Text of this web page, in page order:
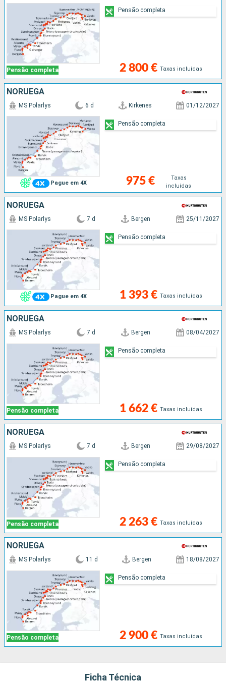
Pensão completa 2 800 € Taxas incluídas
Pensão completa
NORUEGA
Pague em 4X
MS Polarlys 6 d Kirkenes 01/12/2027
975 €
Taxas
incluídas
Pensão completa
NORUEGA
Pague em 4X
MS Polarlys 7 d Bergen 25/11/2027
1 393 € Taxas incluídas
Pensão completa
NORUEGA
Pensão completa
MS Polarlys 7 d Bergen 08/04/2027
1 662 € Taxas incluídas
Pensão completa
NORUEGA
Pensão completa
MS Polarlys 7 d Bergen 29/08/2027
2 263 € Taxas incluídas
Pensão completa
NORUEGA
Pensão completa
MS Polarlys 11 d Bergen 18/08/2027
2 900 € Taxas incluídas
Pensão completa
Ficha Técnica